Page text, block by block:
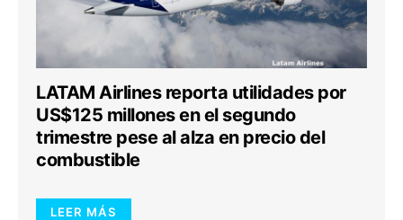
LATAM Airlines reporta utilidades por
US$125 millones en el segundo
trimestre pese al alza en precio del
combustible
LEER MÁS